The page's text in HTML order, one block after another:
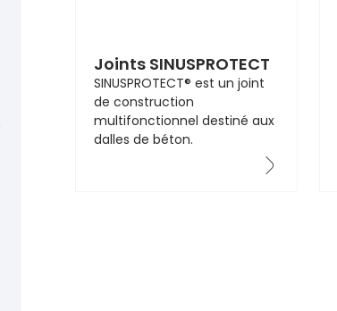
Joints SINUSPROTECT
SINUSPROTECT® est un joint
de construction
multifonctionnel destiné aux
dalles de béton.